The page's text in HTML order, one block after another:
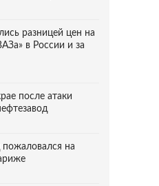
разницей цен на
в России и за
после атаки
пожаловался на